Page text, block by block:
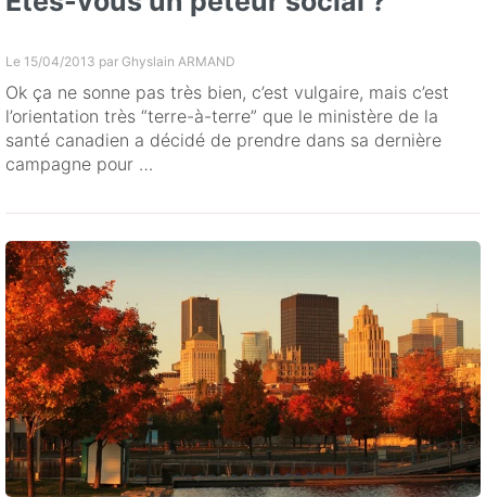
Le 15/04/2013 par Ghyslain ARMAND
Ok ça ne sonne pas très bien, c’est vulgaire, mais c’est
l’orientation très “terre-à-terre” que le ministère de la
santé canadien a décidé de prendre dans sa dernière
campagne pour …